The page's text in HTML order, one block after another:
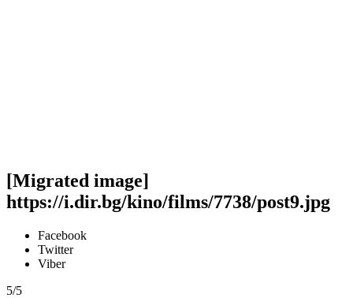
[Migrated image]
https://i.dir.bg/kino/films/7738/post9.jpg
Facebook
Twitter
Viber
5/5